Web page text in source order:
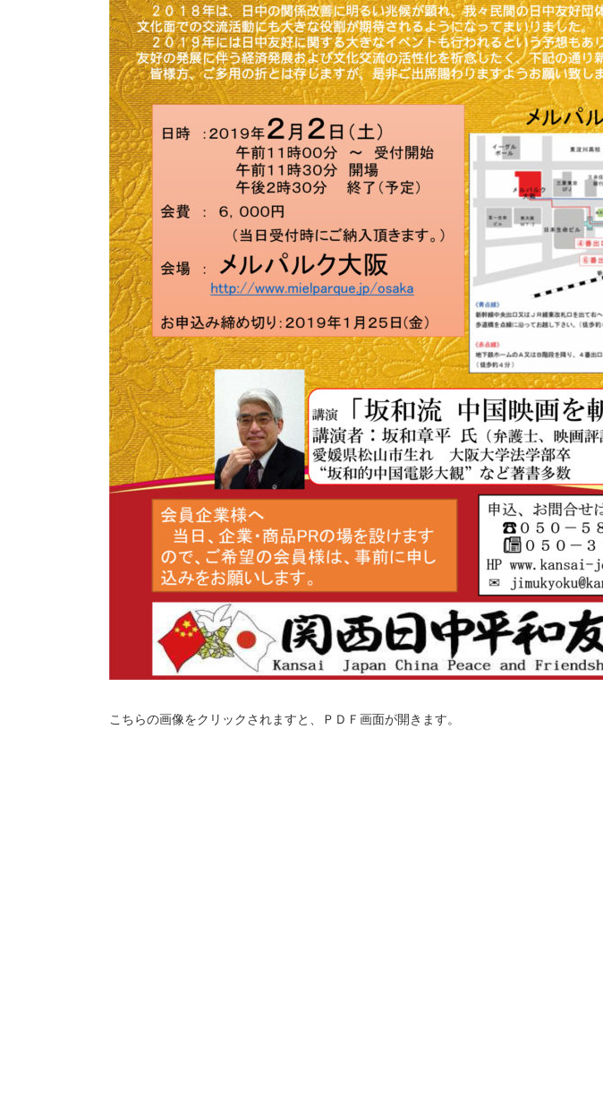
こちらの画像をクリックされますと、ＰＤＦ画面が開きます。